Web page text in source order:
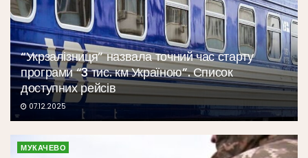
“Укрзалізниця” назвала точний час старту
програми “3 тис. км Україною”. Список
доступних рейсів
07.12.2025
МУКАЧЕВО